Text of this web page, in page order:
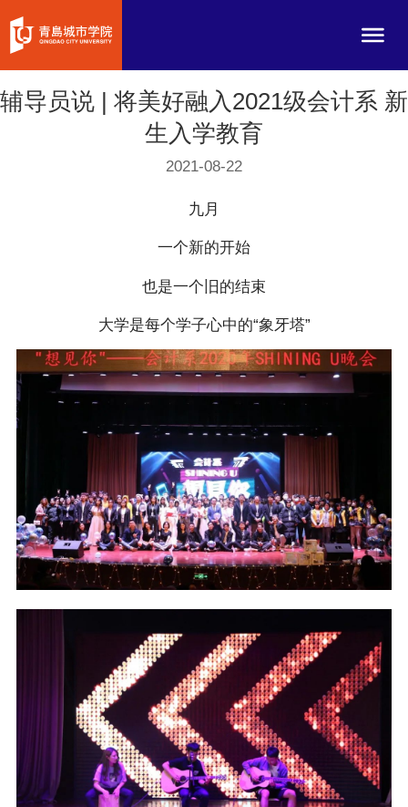
辅导员说 | 将美好融入2021级会计系 新
生入学教育
2021-08-22
九月
一个新的开始
也是一个旧的结束
大学是每个学子心中的“象牙塔”